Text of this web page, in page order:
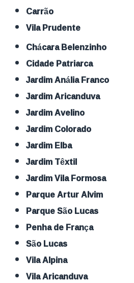
Carrão
Vila Prudente
Chácara Belenzinho
Cidade Patriarca
Jardim Anália Franco
Jardim Aricanduva
Jardim Avelino
Jardim Colorado
Jardim Elba
Jardim Têxtil
Jardim Vila Formosa
Parque Artur Alvim
Parque São Lucas
Penha de França
São Lucas
Vila Alpina
Vila Aricanduva